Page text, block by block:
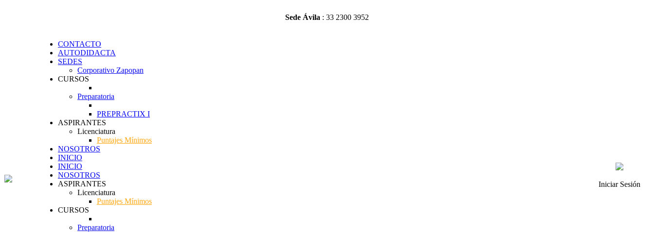
Sede Ávila : 33 2300 3952
CONTACTO
AUTODIDACTA
SEDES
Corporativo Zapopan
CURSOS
Preparatoria
PREPRACTIX I
ASPIRANTES
Licenciatura
Puntajes Mínimos
NOSOTROS
INICIO
INICIO
NOSOTROS
ASPIRANTES
Licenciatura
Puntajes Mínimos
CURSOS
Preparatoria
Iniciar Sesión